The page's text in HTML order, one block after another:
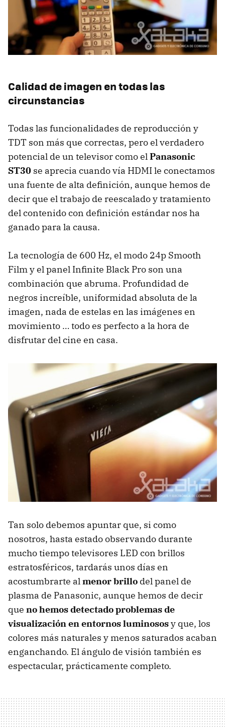
Calidad de imagen en todas las
circunstancias
Todas las funcionalidades de reproducción y
TDT son más que correctas, pero el verdadero
potencial de un televisor como elPanasonic
ST30 se aprecia cuando vía HDMIle conectamos
una fuente de alta definición, aunque hemos de
decir que el trabajo de reescalado y tratamiento
del contenido con definición estándar nos ha
ganado para la causa.
La tecnología de 600 Hz, el modo 24p Smooth
Film y el panel Infinite Black Pro son una
combinación que abruma. Profundidad de
negros increíble, uniformidad absoluta de la
imagen, nada de estelas en las imágenes en
movimiento … todo es perfecto a la hora de
disfrutar del cine en casa.
Tan solo debemos apuntar que, si como
nosotros, hasta estado observando durante
mucho tiempo televisores LED con brillos
estratosféricos, tardarás unos días en
acostumbrarte almenor brillo del panel de
plasma de Panasonic, aunque hemos de decir
que no hemos detectado problemas de
visualización en entornos luminososy que, los
colores más naturales y menos saturados acaban
enganchando. El ángulo de visión también es
espectacular, prácticamente completo.